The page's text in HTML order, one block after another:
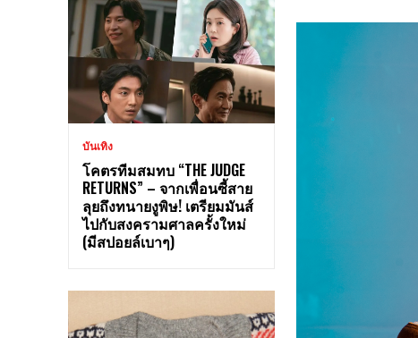
บันเทิง
โคตรทีมสมทบ “THE JUDGE
RETURNS” – จากเพื่อนซี้สาย
ลุยถึงทนายงูพิษ! เตรียมมันส์
ไปกับสงครามศาลครั้งใหม่
(มีสปอยล์เบาๆ)